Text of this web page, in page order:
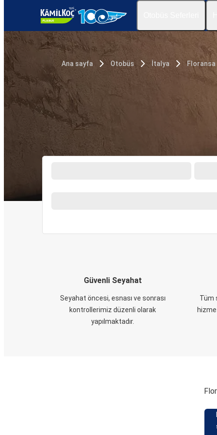
Ana sayfa Otobüs İtalya Floransa
Güvenli Seyahat
Seyahat öncesi, esnası ve sonrası
kontrollerimiz düzenli olarak
yapılmaktadır.
Tüm